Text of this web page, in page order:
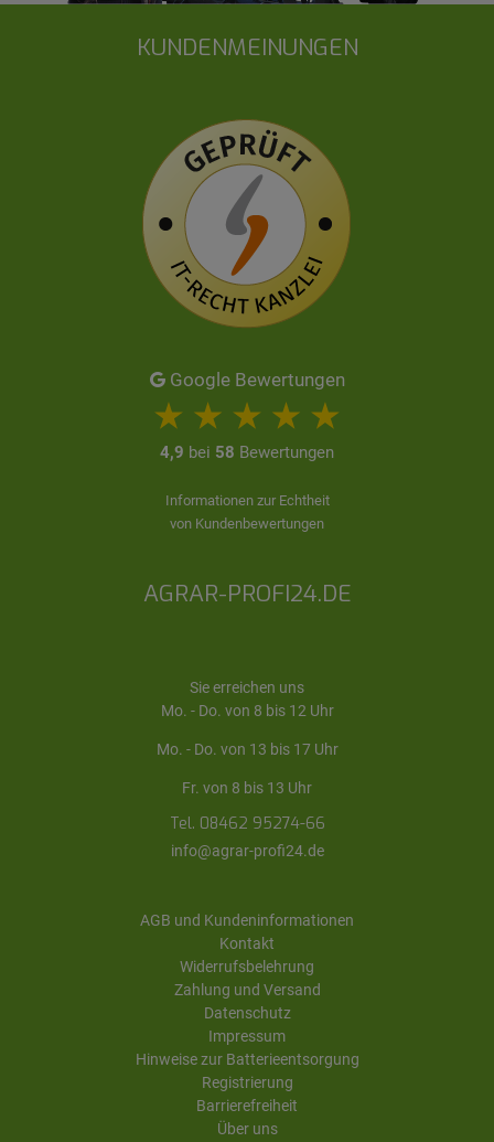
KUNDENMEINUNGEN
Google Bewertungen
4,9 bei 58 Bewertungen
Informationen zur Echtheit
von Kundenbewertungen
AGRAR-PROFI24.DE
Sie erreichen uns
Mo. - Do. von 8 bis 12 Uhr
Mo. - Do. von 13 bis 17 Uhr
Fr. von 8 bis 13 Uhr
Tel. 08462 95274-66
info@agrar-profi24.de
AGB und Kundeninformationen
Kontakt
Widerrufsbelehrung
Zahlung und Versand
Datenschutz
Impressum
Hinweise zur Batterieentsorgung
Registrierung
Barrierefreiheit
Über uns